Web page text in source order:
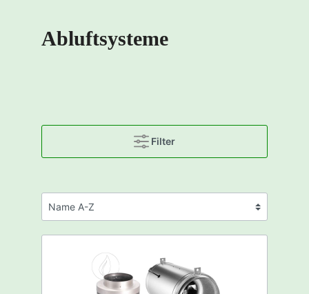
Abluftsysteme
Filter